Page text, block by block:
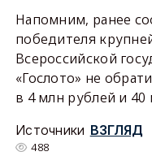
Напомним, ранее
победителя
Всероссийской
«Гослото» не
в 4 млн рублей и 40
Источники ВЗГЛЯД
488